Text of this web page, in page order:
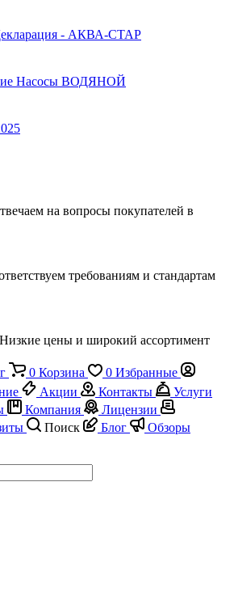
- АКВА-СТАР
Насосы ВОДЯНОЙ
на вопросы покупателей в
требованиям и стандартам
Низкие цены и широкий ассортимент
0 Корзина 0 Избранные
Акции Контакты
Услуги
Компания
Лицензии
Поиск Блог
Обзоры